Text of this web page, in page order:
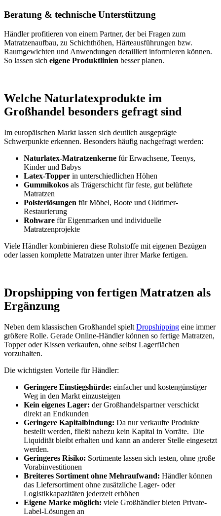
Beratung & technische Unterstützung
Händler profitieren von einem Partner, der bei Fragen zum
Matratzenaufbau, zu Schichthöhen, Härteausführungen bzw.
Raumgewichten und Anwendungen detailliert informieren können.
So lassen sich eigene Produktlinien besser planen.
Welche Naturlatexprodukte im
Großhandel besonders gefragt sind
Im europäischen Markt lassen sich deutlich ausgeprägte
Schwerpunkte erkennen. Besonders häufig nachgefragt werden:
Naturlatex-Matratzenkerne für Erwachsene, Teenys,
Kinder und Babys
Latex-Topper in unterschiedlichen Höhen
Gummikokos als Trägerschicht für feste, gut belüftete
Matratzen
Polsterlösungen für Möbel, Boote und Oldtimer-
Restaurierung
Rohware für Eigenmarken und individuelle
Matratzenprojekte
Viele Händler kombinieren diese Rohstoffe mit eigenen Bezügen
oder lassen komplette Matratzen unter ihrer Marke fertigen.
Dropshipping von fertigen Matratzen als
Ergänzung
Neben dem klassischen Großhandel spielt Dropshipping eine immer
größere Rolle. Gerade Online-Händler können so fertige Matratzen,
Topper oder Kissen verkaufen, ohne selbst Lagerflächen
vorzuhalten.
Die wichtigsten Vorteile für Händler:
Geringere Einstiegshürde: einfacher und kostengünstiger
Weg in den Markt einzusteigen
Kein eigenes Lager: der Großhandelspartner verschickt
direkt an Endkunden
Geringere Kapitalbindung: Da nur verkaufte Produkte
bestellt werden, fließt nahezu kein Kapital in Vorräte. Die
Liquidität bleibt erhalten und kann an anderer Stelle eingesetzt
werden.
Geringeres Risiko: Sortimente lassen sich testen, ohne große
Vorabinvestitionen
Breiteres Sortiment ohne Mehraufwand: Händler können
das Liefersortiment ohne zusätzliche Lager- oder
Logistikkapazitäten jederzeit erhöhen
Eigene Marke möglich: viele Großhändler bieten Private-
Label-Lösungen an